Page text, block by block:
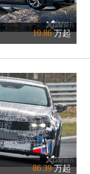
10.86万起
86.39万起